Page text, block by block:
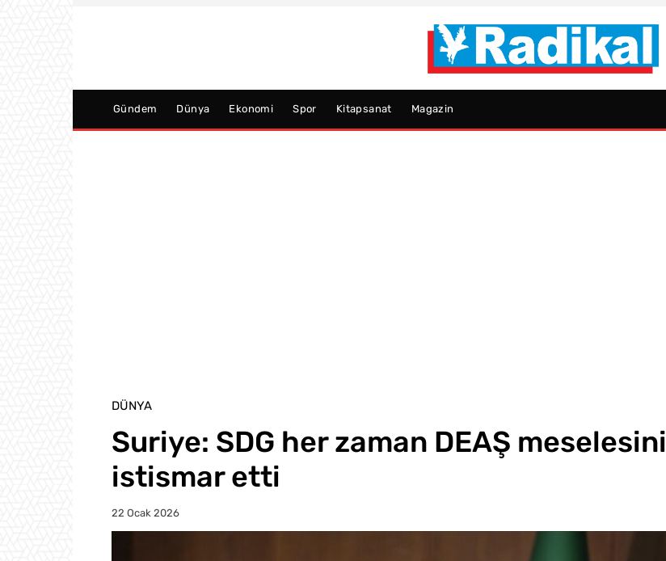
Gündem Dünya Ekonomi Spor Kitapsanat Magazin
DÜNYA
Suriye: SDG her zaman DEAŞ meselesini
istismar etti
22 Ocak 2026